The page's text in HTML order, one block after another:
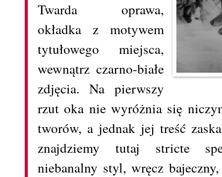
Twarda oprawa,
okładka z motywem
tytułowego miejsca,
wewnątrz czarno-białe
zdjęcia. Na pierwszy
rzut oka nie wyróżnia się
tworów, a jednak jej treść
znajdziemy tutaj stricte
niebanalny styl, wręcz